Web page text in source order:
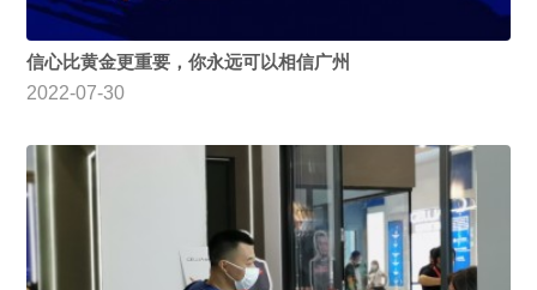
信心比黄金更重要，你永远可以相信广州
2022-07-30